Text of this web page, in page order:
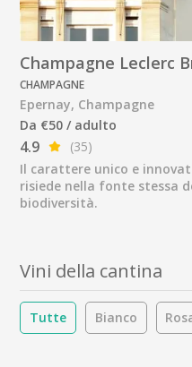
Champagne Leclerc
CHAMPAGNE
Epernay, Champagne
Da €50 / adulto
4.9
(35)
Il carattere unico e
risiede nella fonte stessa
biodiversità.
Vini della cantina
Tutte Bianco